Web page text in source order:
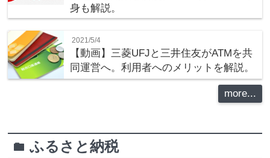
身も解説。
2021/5/4
【動画】三菱UFJと三井住友がATMを共
同運営へ。利用者へのメリットを解説。
more...
folderふるさと納税